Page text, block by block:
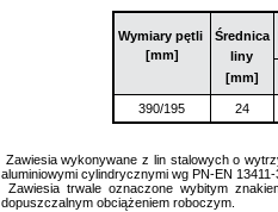
Wymiary pętli
[mm]
Średnica
liny
[mm]
390/195 24
Zawiesia wykonywane z lin stalowych o
aluminiowymi cylindrycznymi wg PN-EN 13411-
Zawiesia trwale oznaczone wybitym
dopuszczalnym obciążeniem roboczym.